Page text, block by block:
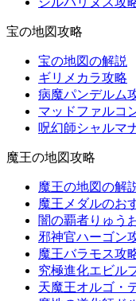
宝の地図攻略
宝の地図の解説
ギリメカラ攻略
病魔パンデルム
マッドファルコ
呪幻師シャルマ
魔王の地図攻略
魔王の地図の解
魔王メダルのお
闇の覇者りゅう
邪神官ハーゴン
魔王バラモス攻
究極進化エビル
天魔王オルゴ・